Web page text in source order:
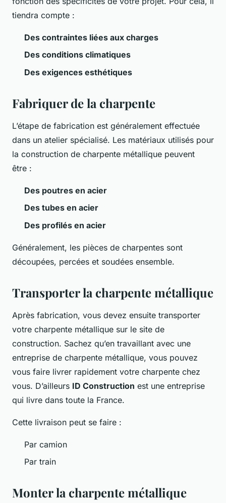
tiendra compte :
Des contraintes liées aux charges
Des conditions climatiques
Des exigences esthétiques
Fabriquer de la charpente
L’étape de fabrication est généralement effectuée
dans un atelier spécialisé. Les matériaux utilisés pour
la construction de charpente métallique peuvent
être :
Des poutres en acier
Des tubes en acier
Des profilés en acier
Généralement, les pièces de charpentes sont
découpées, percées et soudées ensemble.
Transporter la charpente métallique
Après fabrication, vous devez ensuite transporter
votre charpente métallique sur le site de
construction. Sachez qu’en travaillant avec une
entreprise de charpente métallique, vous pouvez
vous faire livrer rapidement votre charpente chez
vous. D’ailleurs ID Construction est une entreprise
qui livre dans toute la France.
Cette livraison peut se faire :
Par camion
Par train
Monter la charpente métallique